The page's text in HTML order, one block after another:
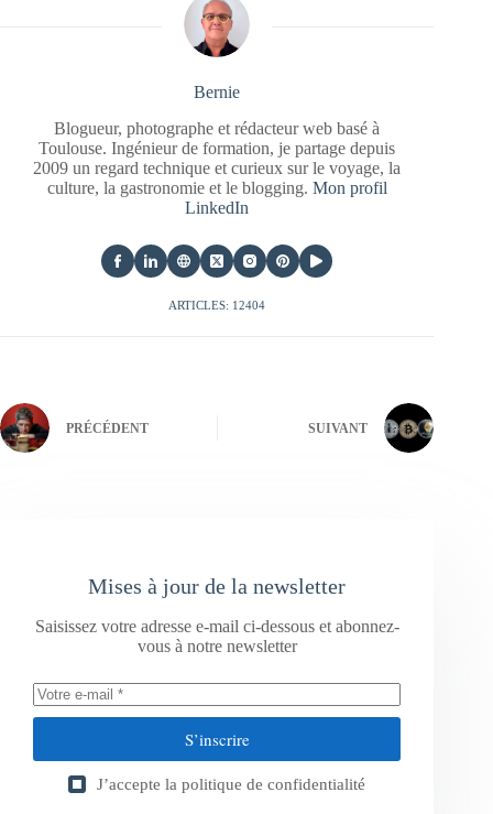
Bernie
Blogueur, photographe et rédacteur web basé à
Toulouse. Ingénieur de formation, je partage depuis
2009 un regard technique et curieux sur le voyage, la
culture, la gastronomie et le blogging. Mon profil
LinkedIn
ARTICLES: 12404
PRÉCÉDENT SUIVANT
Mises à jour de la newsletter
Saisissez votre adresse e-mail ci-dessous et abonnez-
vous à notre newsletter
S’inscrire
J’accepte la politique de confidentialité